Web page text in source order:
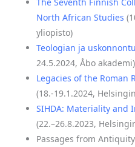
North African Studies
yliopisto)
Teologian ja
24.5.2024, Åbo akademi)
Legacies of the Roman
(18.-19.1.2024,
SIHDA: Materiality and
(22.–26.8.2023,
Passages from